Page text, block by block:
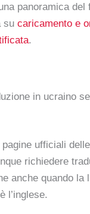
panoramica del
sucaricamento e
.
in ucraino
ufficiali
richiedere
anche quando la
l’inglese.